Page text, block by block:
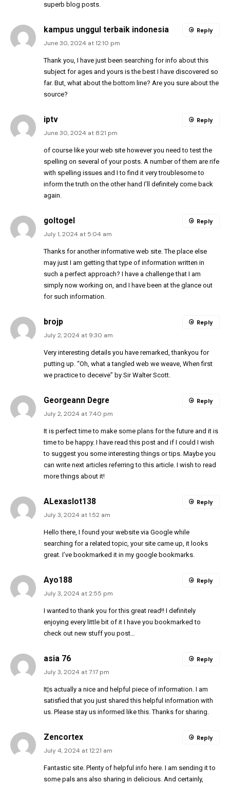
superb blog posts.
kampus unggul terbaik indonesia
June 30, 2024 at 12:10 pm
Thank you, I have just been searching for info about this
subject for ages and yours is the best I have discovered so
far. But, what about the bottom line? Are you sure about the
source?
Reply
iptv
June 30, 2024 at 8:21 pm
of course like your web site however you need to test the
spelling on several of your posts. A number of them are rife
with spelling issues and I to find it very troublesome to
inform the truth on the other hand I’ll definitely come back
again.
Reply
goltogel
July 1, 2024 at 5:04 am
Thanks for another informative web site. The place else
may just I am getting that type of information written in
such a perfect approach? I have a challenge that I am
simply now working on, and I have been at the glance out
for such information.
Reply
brojp
July 2, 2024 at 9:30 am
Very interesting details you have remarked, thankyou for
putting up. “Oh, what a tangled web we weave, When first
we practice to deceive” by Sir Walter Scott.
Reply
Georgeann Degre
July 2, 2024 at 7:40 pm
It is perfect time to make some plans for the future and it is
time to be happy. I have read this post and if I could I wish
to suggest you some interesting things or tips. Maybe you
can write next articles referring to this article. I wish to read
more things about it!
Reply
ALexaslot138
July 3, 2024 at 1:52 am
Hello there, I found your website via Google while
searching for a related topic, your site came up, it looks
great. I’ve bookmarked it in my google bookmarks.
Reply
Ayo188
July 3, 2024 at 2:55 pm
I wanted to thank you for this great read!! I definitely
enjoying every little bit of it I have you bookmarked to
check out new stuff you post…
Reply
asia 76
July 3, 2024 at 7:17 pm
It¦s actually a nice and helpful piece of information. I am
satisfied that you just shared this helpful information with
us. Please stay us informed like this. Thanks for sharing.
Reply
Zencortex
July 4, 2024 at 12:21 am
Fantastic site. Plenty of helpful info here. I am sending it to
some pals ans also sharing in delicious. And certainly,
Reply